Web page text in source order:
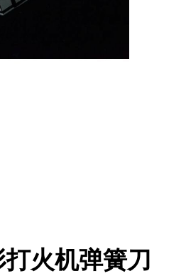
火机弹簧刀